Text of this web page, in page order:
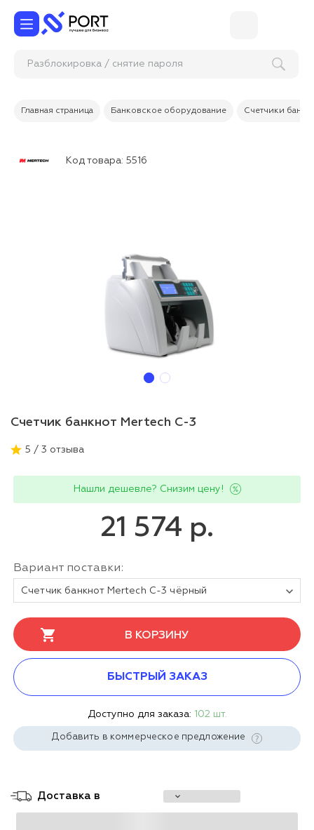
Разблокировка / снятие пароля
Главная страница Банковское оборудование Счетчики
Код товара: 5516
Счетчик банкнот Mertech C-3
5 / 3 отзыва
Нашли дешевле? Снизим цену!
21 574 р.
Вариант поставки:
Счетчик банкнот Mertech C-3 чёрный
В КОРЗИНУ
БЫСТРЫЙ ЗАКАЗ
Доступно для заказа: 102 шт.
Добавить в коммерческое предложение
Доставка в